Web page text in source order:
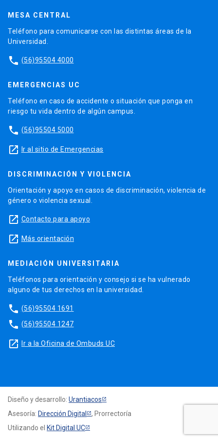
MESA CENTRAL
Teléfono para comunicarse con las distintas áreas de la
Universidad.
phone (56)95504 4000
EMERGENCIAS UC
Teléfono en caso de accidente o situación que ponga en
riesgo tu vida dentro de algún campus.
phone (56)95504 5000
launch Ir al sitio de Emergencias
DISCRIMINACIÓN Y VIOLENCIA
Orientación y apoyo en casos de discriminación, violencia de
género o violencia sexual.
launch Contacto para apoyo
launch Más orientación
MEDIACIÓN UNIVERSITARIA
Teléfonos para orientación y consejo si se ha vulnerado
alguno de tus derechos en la universidad.
phone (56)95504 1691
phone (56)95504 1247
launch Ir a la Oficina de Ombuds UC
Diseño y desarrollo: Urantiacos
Asesoría: Dirección Digital
, Prorrectoría
Utilizando el Kit Digital UC